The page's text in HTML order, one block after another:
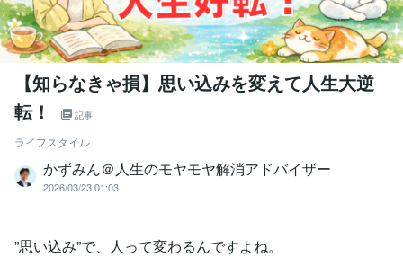
【知らなきゃ損】思い込みを変えて人生大逆
転！
記事
ライフスタイル
かずみん＠人生のモヤモヤ解消アドバイザー
2026/03/23 01:03
”思い込み”で、人って変わるんですよね。